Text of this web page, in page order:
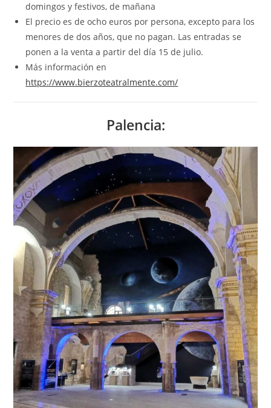
domingos y festivos, de mañana
El precio es de ocho euros por persona, excepto para los
menores de dos años, que no pagan. Las entradas se
ponen a la venta a partir del día 15 de julio.
Más información en
https://www.bierzoteatralmente.com/
Palencia: